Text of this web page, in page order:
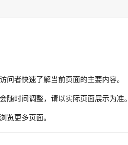
问者快速了解当前页面的主要内容。
随时间调整，请以实际页面展示为准。
览更多页面。